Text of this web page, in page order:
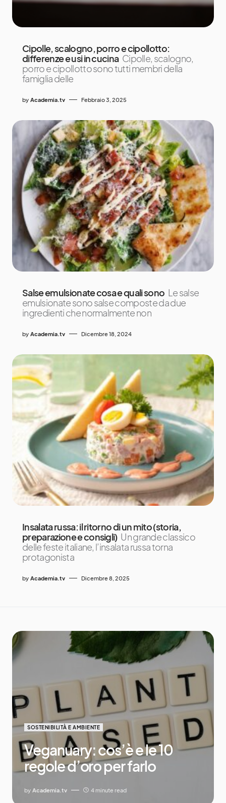
Cipolle, scalogno, porro e cipollotto:
differenze e usi in cucina Cipolle, scalogno,
porro e cipollotto sono tutti membri della
famiglia delle
by Academia.tv Febbraio 3, 2025
Salse emulsionate cosa e quali sono Le salse
emulsionate sono salse composte da due
ingredienti che normalmente non
by Academia.tv Dicembre 18, 2024
Insalata russa: il ritorno di un mito (storia,
preparazione e consigli) Un grande classico
delle feste italiane, l’insalata russa torna
protagonista
by Academia.tv Dicembre 8, 2025
SOSTENIBILITÀ E AMBIENTE
Veganuary: cos’è e le 10
regole d’oro per farlo
by Academia.tv 4 minute read